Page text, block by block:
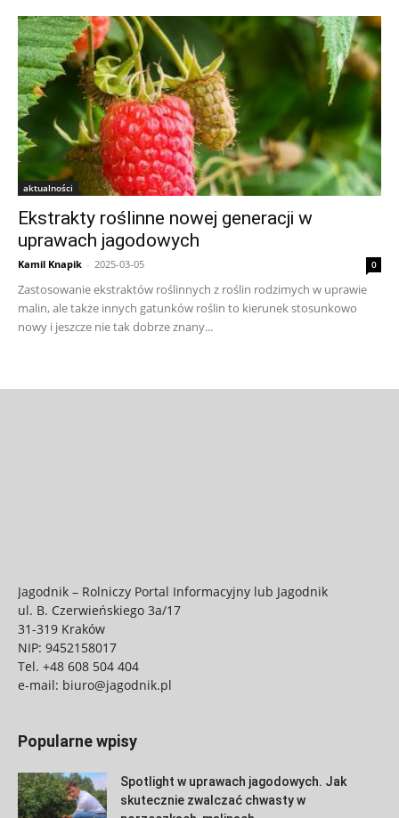
aktualności
Ekstrakty roślinne nowej generacji w
uprawach jagodowych
Kamil Knapik - 2025-03-05 0
Zastosowanie ekstraktów roślinnych z roślin rodzimych w uprawie
malin, ale także innych gatunków roślin to kierunek stosunkowo
nowy i jeszcze nie tak dobrze znany...
Jagodnik – Rolniczy Portal Informacyjny lub Jagodnik
ul. B. Czerwieńskiego 3a/17
31-319 Kraków
NIP: 9452158017
Tel. +48 608 504 404
e-mail: biuro@jagodnik.pl
Popularne wpisy
Spotlight w uprawach jagodowych. Jak
skutecznie zwalczać chwasty w